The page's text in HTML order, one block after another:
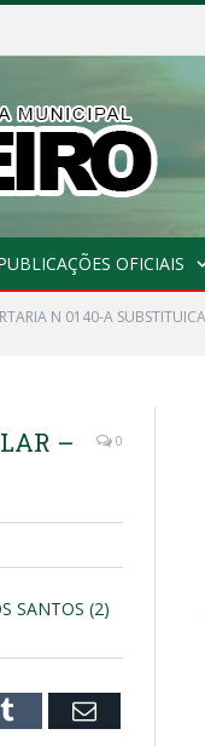
OFICIAIS
N 0140-A
–
0
SANTOS (2)
Tumblr Email